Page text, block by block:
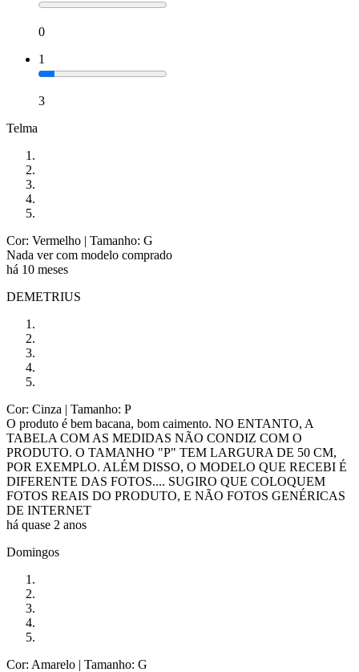
0
1
3
Telma
Cor: Vermelho | Tamanho: G
Nada ver com modelo comprado
há 10 meses
DEMETRIUS
Cor: Cinza | Tamanho: P
O produto é bem bacana, bom caimento. NO ENTANTO, A
TABELA COM AS MEDIDAS NÃO CONDIZ COM O
PRODUTO. O TAMANHO "P" TEM LARGURA DE 50 CM,
POR EXEMPLO. ALÉM DISSO, O MODELO QUE RECEBI É
DIFERENTE DAS FOTOS.... SUGIRO QUE COLOQUEM
FOTOS REAIS DO PRODUTO, E NÃO FOTOS GENÉRICAS
DE INTERNET
há quase 2 anos
Domingos
Cor: Amarelo | Tamanho: G